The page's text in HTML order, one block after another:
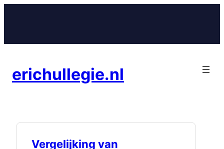
inhoud
erichullegie.nl
Vergelijking van